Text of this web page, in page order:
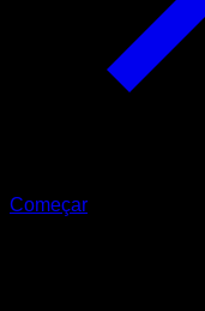
Começar